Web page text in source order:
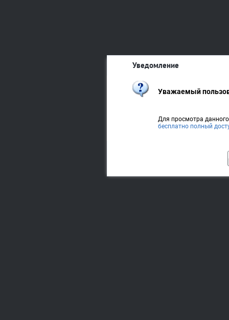
Уведомление
Уважаемый
Для просмотра
бесплатно полный